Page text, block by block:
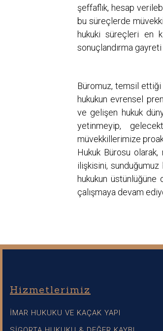
şeffaflık, hesap
bu süreçlerde
hukuki süreçleri en
sonuçlandırma
Büromuz, temsil ettiği
hukukun evrensel
ve gelişen hukuk
yetinmeyip,
müvekkillerimize
Hukuk Bürosu
ilişkisini,
hukukun üstünlüğüne
çalışmaya devam
Hizmetlerimiz
İMAR HUKUKU VE KAÇAK YAPI